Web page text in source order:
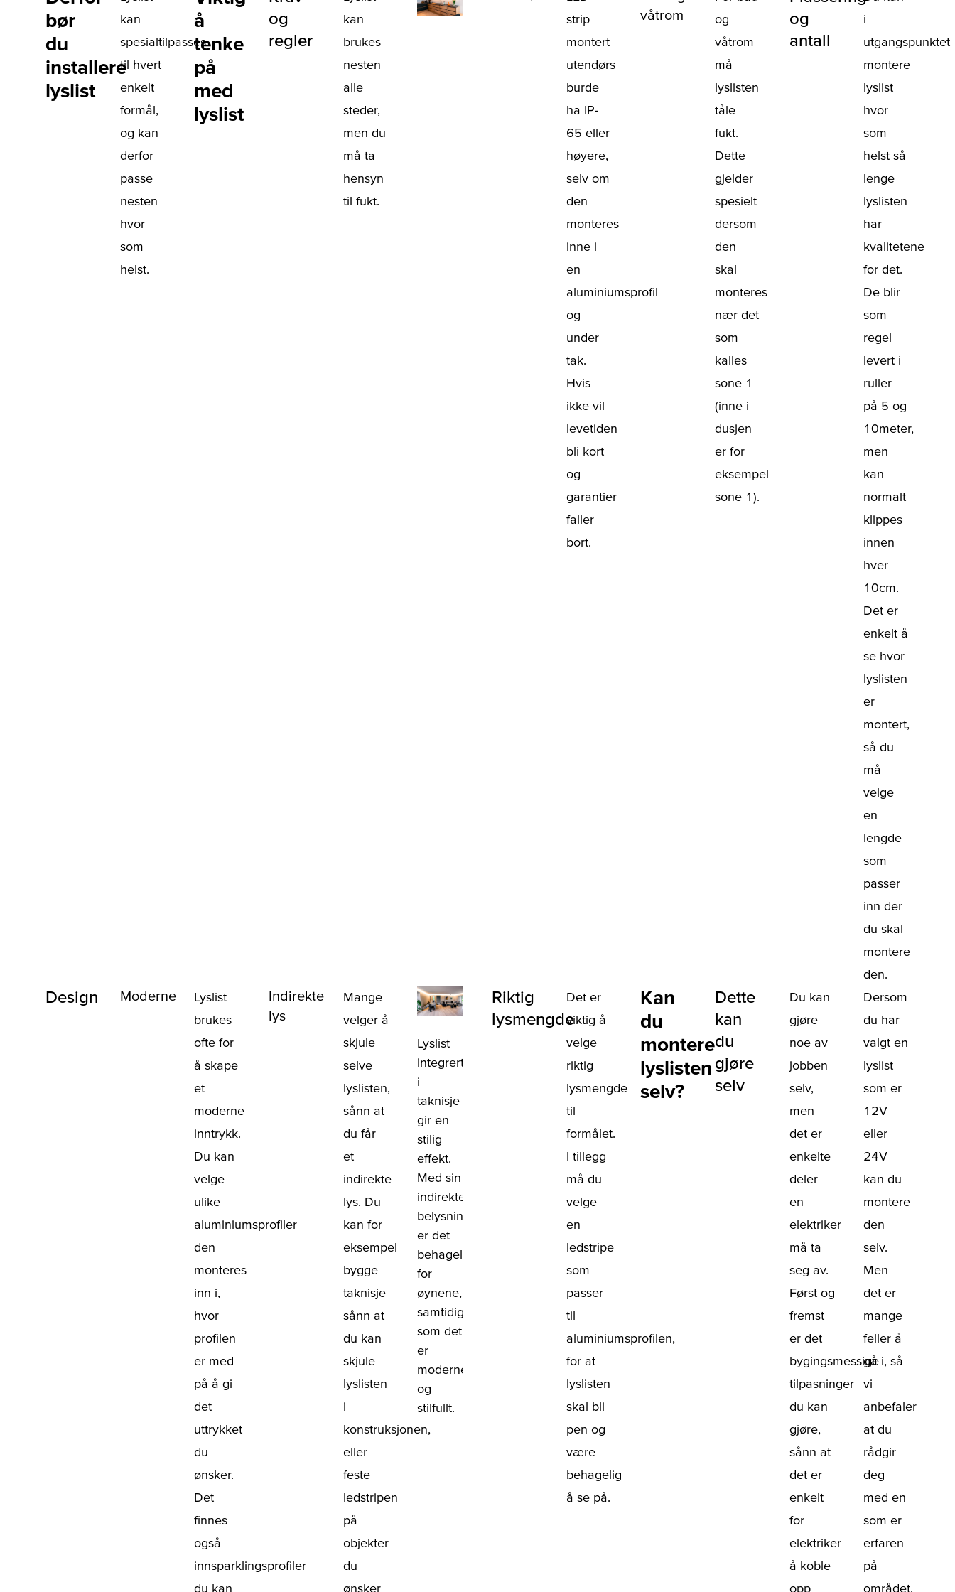
bør
du
installere
lyslist
kan
spesialtilpasses
til hvert
enkelt
formål,
og kan
derfor
passe
nesten
hvor
som
helst.
å
tenke
på
med
lyslist
og
regler
kan
brukes
nesten
alle
steder,
men du
må ta
hensyn
til fukt.
strip
montert
utendørs
burde
ha IP-
65 eller
høyere,
selv om
den
monteres
inne i
en
aluminiumsprofil
og
under
tak.
Hvis
ikke vil
levetiden
bli kort
og
garantier
faller
bort.
våtrom
og
våtrom
må
lyslisten
tåle
fukt.
Dette
gjelder
spesielt
dersom
den
skal
monteres
nær det
som
kalles
sone 1
(inne i
dusjen
er for
eksempel
sone 1).
og
antall
i
utgangspunktet
montere
lyslist
hvor
som
helst så
lenge
lyslisten
har
kvalitetene
for det.
De blir
som
regel
levert i
ruller
på 5 og
10meter,
men
kan
normalt
klippes
innen
hver
10cm.
Det er
enkelt å
se hvor
lyslisten
er
montert,
så du
må
velge
en
lengde
som
passer
inn der
du skal
montere
den.
Design Moderne
Lyslist
brukes
ofte for
å skape
et
moderne
inntrykk.
Du kan
velge
ulike
aluminiumsprofiler
den
monteres
inn i,
hvor
profilen
er med
på å gi
det
uttrykket
du
ønsker.
Det
finnes
også
innsparklingsprofiler
du kan
Indirekte
lys
Mange
velger å
skjule
selve
lyslisten,
sånn at
du får
et
indirekte
lys. Du
kan for
eksempel
bygge
taknisje
sånn at
du kan
skjule
lyslisten
i
konstruksjonen,
eller
feste
ledstripen
på
objekter
du
ønsker
Lyslist
integrert
i
taknisje
gir en
stilig
effekt.
Med sin
indirekte
belysning
er det
behagelig
for
øynene,
samtidig
som det
er
moderne
og
stilfullt.
Riktig
lysmengde
Det er
viktig å
velge
riktig
lysmengde
til
formålet.
I tillegg
må du
velge
en
ledstripe
som
passer
til
aluminiumsprofilen,
for at
lyslisten
skal bli
pen og
være
behagelig
å se på.
Kan
du
montere
lyslisten
selv?
Dette
kan
du
gjøre
selv
Du kan
gjøre
noe av
jobben
selv,
men
det er
enkelte
deler
en
elektriker
må ta
seg av.
Først og
fremst
er det
bygingsmessige
tilpasninger
du kan
gjøre,
sånn at
det er
enkelt
for
elektriker
å koble
opp
Dersom
du har
valgt en
lyslist
som er
12V
eller
24V
kan du
montere
den
selv.
Men
det er
mange
feller å
gå i, så
vi
anbefaler
at du
rådgir
deg
med en
som er
erfaren
på
området.